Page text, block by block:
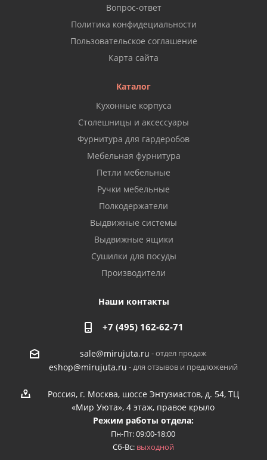
Вопрос-ответ
Политика конфидециальности
Пользовательское соглашение
Карта сайта
Каталог
Кухонные корпуса
Столешницы и аксессуары
Фурнитура для гардеробов
Мебельная фурнитура
Петли мебельные
Ручки мебельные
Полкодержатели
Выдвижные системы
Выдвижные ящики
Сушилки для посуды
Производители
Наши контакты
+7 (495) 162-62-71
sale@mirujuta.ru - отдел продаж
eshop@mirujuta.ru - для отзывов и предложений
Россия, г. Москва, шоссе Энтузиастов, д. 54, ТЦ
«Мир Уюта», 4 этаж, правое крыло
Режим работы отдела:
Пн-Пт: 09:00-18:00
Сб-Вс: выходной